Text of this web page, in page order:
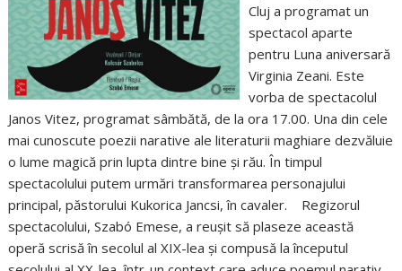
Cluj a programat un
spectacol aparte
pentru Luna aniversară
Virginia Zeani. Este
vorba de spectacolul
Janos Vitez, programat sâmbătă, de la ora 17.00. Una din cele
mai cunoscute poezii narative ale literaturii maghiare dezvăluie
o lume magică prin lupta dintre bine și rău. În timpul
spectacolului putem urmări transformarea personajului
principal, păstorului Kukorica Jancsi, în cavaler. Regizorul
spectacolului, Szabó Emese, a reușit să plaseze această
operă scrisă în secolul al XIX-lea și compusă la începutul